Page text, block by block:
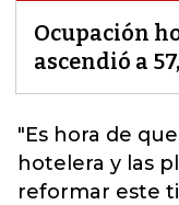
Ocupación
ascendió a
"Es hora de
hotelera y las
reformar este